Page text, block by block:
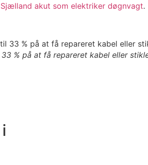
akut som elektriker døgnvagt.
% på at få repareret kabel eller